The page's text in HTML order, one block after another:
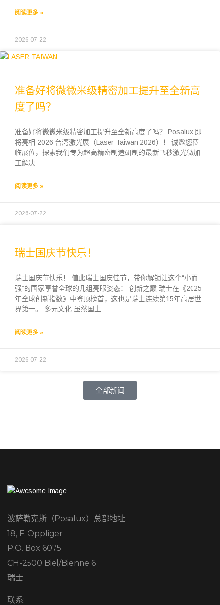
阅读更多 »
2026-07-22
准备好将微微米级精密加工提升至全新高
度了吗？
准备好将微微米级精密加工提升至全新高度了吗？ Posalux 即
将亮相 2026 台湾激光展（Laser Taiwan 2026）！ 诚邀您莅
临展位，探索我们专为超高精密制造研制的最新飞秒激光微加
工解决
阅读更多 »
2026-07-22
瑞士国庆节快乐！
瑞士国庆节快乐！ 值此瑞士国庆佳节，带你解锁让这个“小而
强”的国家享誉全球的几组亮眼姿态： 创新之巅 瑞士在《2025
年全球创新指数》中登顶榜首，这也是瑞士连续第15年高居世
界第一。 多元文化 虽然国土
阅读更多 »
2026-07-22
全部新闻
波萨勒克斯（Posalux）总部地址:
18, F. Oppliger
P.O. Box 6075
CH-2500 Biel/Bienne 6
瑞士
联系: